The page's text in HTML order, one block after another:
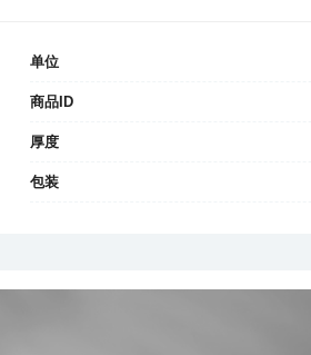
单位
商品ID
厚度
包装